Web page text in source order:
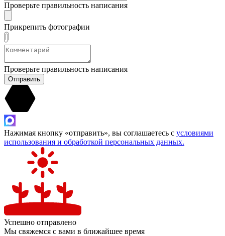
Проверьте правильность написания
Прикрепить фотографии
Проверьте правильность написания
Отправить
Нажимая кнопку «отправить», вы соглашаетесь с условиями
использования и обработкой персональных данных.
Успешно отправлено
Мы свяжемся с вами в ближайшее время